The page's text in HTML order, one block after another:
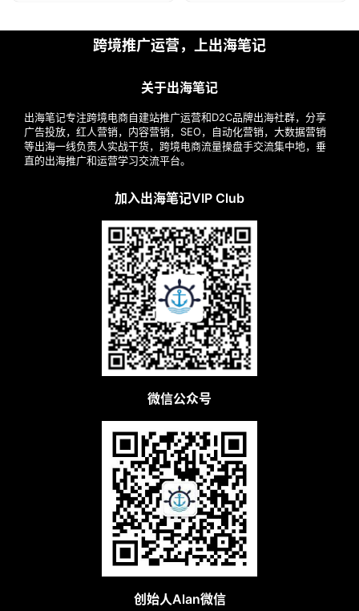
跨境推广运营，上出海笔记
关于出海笔记
出海笔记专注跨境电商自建站推广运营和D2C品牌出海社群，分享
广告投放，红人营销，内容营销，SEO，自动化营销，大数据营销
等出海一线负责人实战干货，跨境电商流量操盘手交流集中地，垂
直的出海推广和运营学习交流平台。
加入出海笔记VIP Club
微信公众号
创始人Alan微信